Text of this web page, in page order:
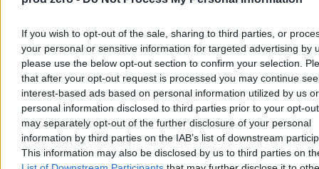
If you wish to opt-out of the sale, sharing to third parties, or
your personal or sensitive information for targeted advertising by
please use the below opt-out section to confirm your selection.
that after your opt-out request is processed you may continue
interest-based ads based on personal information utilized by us or
personal information disclosed to third parties prior to your opt-
may separately opt-out of the further disclosure of your personal
information by third parties on the IAB’s list of downstream
This information may also be disclosed by us to third parties on
W piątek w pobliżu Medulinu na Istrii zmarł 40-letni obywatel
Polski, który źle poczuł się podczas nurkowania na głębokości
ponad 20 metrów. Mężczyznę przewieziono łodzią do zatoki Polje,
gdzie mimo reanimacji nie udało się go uratować. Chorwacka
policja bada okoliczności zdarzenia.
Aleksandra Cieślik
Wczoraj 19:08